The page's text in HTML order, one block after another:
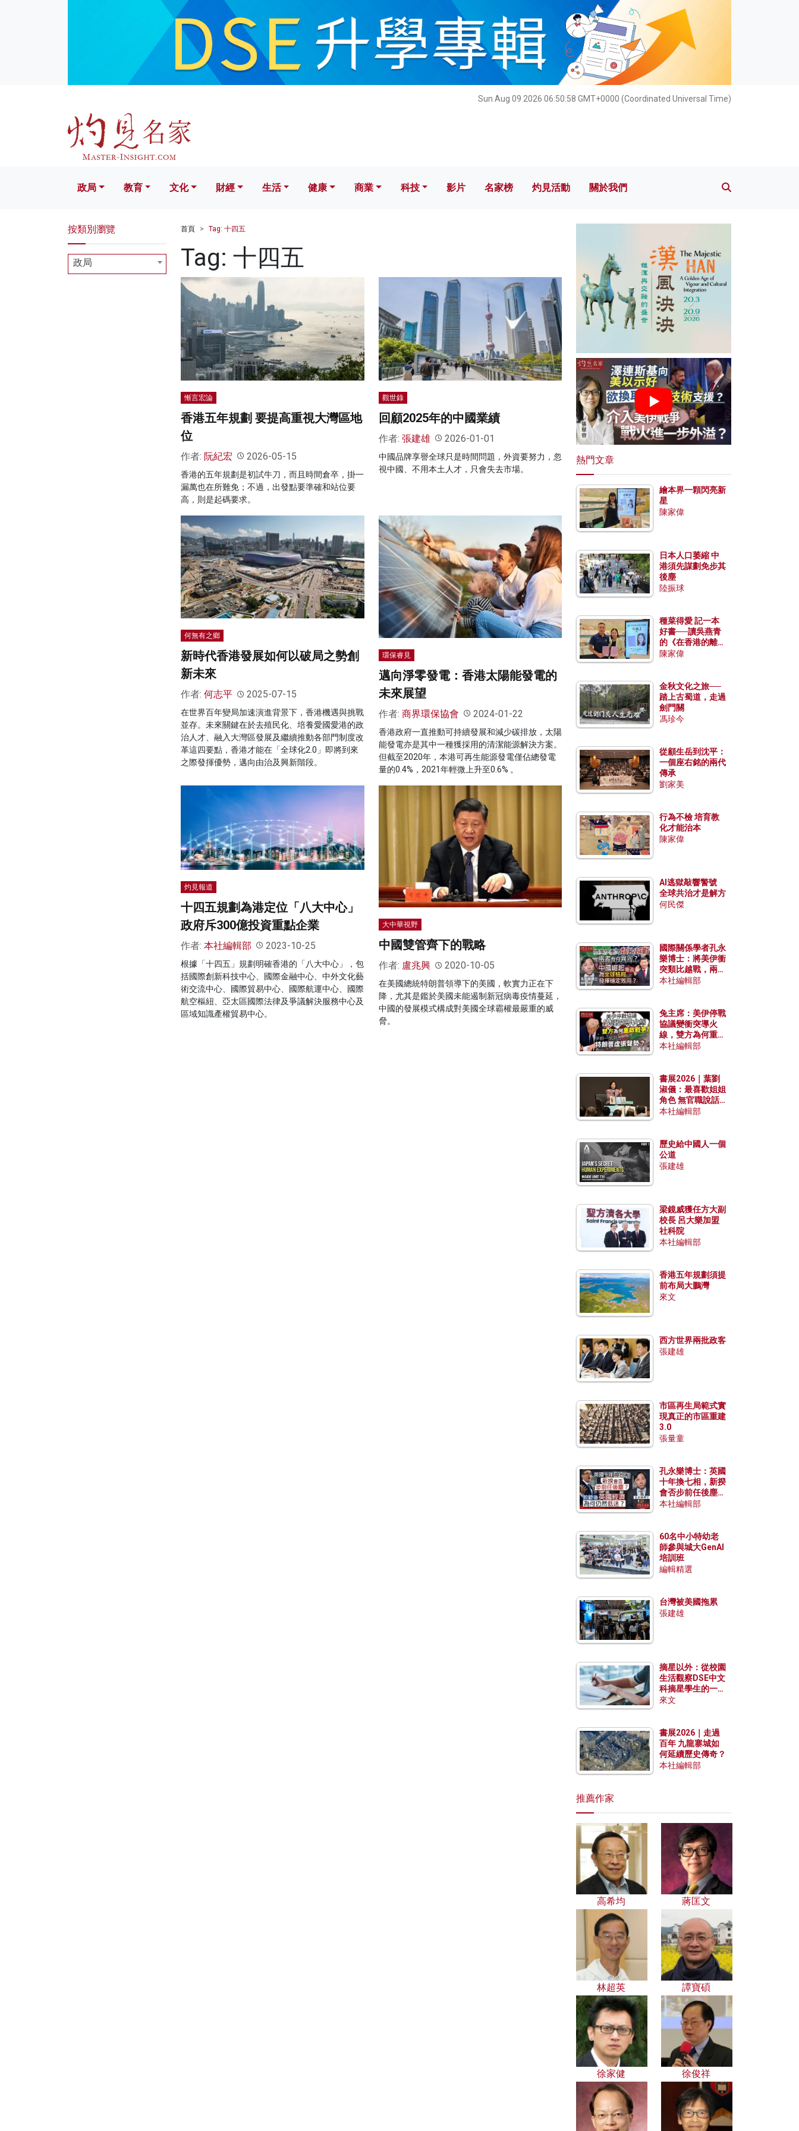
Sun Aug 09 2026 06:50:59 GMT+0000 (Coordinated Universal Time)
文化 財經 生活 健康 科技 影片 名家榜 灼見活動 關於我們
政局 教育 文化 財經 生活 健康 商業 科技 影片 名家榜 灼見活動 關於我們
首頁 Tag: 十四五
Tag: 十四五
慚言宏論
香港五年規劃 要提高重視大灣區地
位
作者: 阮紀宏 2026-05-15
香港的五年規劃是初試牛刀，而且時間倉卒，掛一
漏萬也在所難免；不過，出發點要準確和站位要
高，則是起碼要求。
觀世錄
回顧2025年的中國業績
作者: 張建雄 2026-01-01
中國品牌享譽全球只是時間問題，外資要努力，忽
視中國、不用本土人才，只會失去市場。
何無有之鄉
新時代香港發展如何以破局之勢創
新未來
作者: 何志平 2025-07-15
在世界百年變局加速演進背景下，香港機遇與挑戰
並存。未來關鍵在於去殖民化、培養愛國愛港的政
治人才、融入大灣區發展及繼續推動各部門制度改
革這四要點，香港才能在「全球化2.0」即將到來
之際發揮優勢，邁向由治及興新階段。
環保睿見
邁向淨零發電：香港太陽能發電的
未來展望
作者: 商界環保協會 2024-01-22
香港政府一直推動可持續發展和減少碳排放，太陽
能發電亦是其中一種獲採用的清潔能源解決方案。
但截至2020年，本港可再生能源發電僅佔總發電
量的0.4%，2021年輕微上升至0.6% 。
灼見報道
十四五規劃為港定位「八大中心」
政府斥300億投資重點企業
作者: 本社編輯部 2023-10-25
根據「十四五」規劃明確香港的「八大中心」，包
括國際創新科技中心、國際金融中心、中外文化藝
術交流中心、國際貿易中心、國際航運中心、國際
航空樞紐、亞太區國際法律及爭議解決服務中心及
區域知識產權貿易中心。
大中華視野
中國雙管齊下的戰略
作者: 盧兆興 2020-10-05
在美國總統特朗普領導下的美國，軟實力正在下
降，尤其是鑑於美國未能遏制新冠病毒疫情蔓延，
中國的發展模式構成對美國全球霸權最嚴重的威
脅。
按類別瀏覽
政局
熱門文章
繪本界一顆閃亮新
星
陳家偉
日本人口萎縮 中
港須先謀劃免步其
後塵
陸振球
種菜得愛 記一本
好書──讀吳燕青
的《在香港的離島
種菜》
陳家偉
金秋文化之旅──
踏上古蜀道，走過
劍門關
馮珍今
從顧生岳到沈平：
一個座右銘的兩代
傳承
劉家美
行為不檢 培育教
化才能治本
陳家偉
AI逃獄敲響警號
全球共治才是解方
何民傑
國際關係學者孔永
樂博士：將美伊衝
突類比越戰，兩者
有何異同？中國崛
本社編輯部
兔主席：美伊停戰
協議變衝突導火
線，雙方為何重啟
戰爭？伊朗一早洞
本社編輯部
書展2026｜葉劉
淑儀：最喜歡姐姐
角色 無官職說話
包袱少
本社編輯部
歷史給中國人一個
公道
張建雄
梁鏡威獲任方大副
校長 呂大樂加盟
社科院
本社編輯部
香港五年規劃須提
前布局大鵬灣
來文
西方世界兩批政客
張建雄
市區再生局範式實
現真正的市區重建
3.0
張量童
孔永樂博士：英國
十年換七相，新揆
會否步前任後塵？
脫歐後英國經濟為
本社編輯部
60名中小特幼老
師參與城大GenAI
培訓班
編輯精選
台灣被美國拖累
張建雄
摘星以外：從校園
生活觀察DSE中文
科摘星學生的一點
特質
來文
書展2026｜走過
百年 九龍寨城如
何延續歷史傳奇？
本社編輯部
推薦作家
高希均 蔣匡文
林超英 譚寶碩
徐家健 徐俊祥